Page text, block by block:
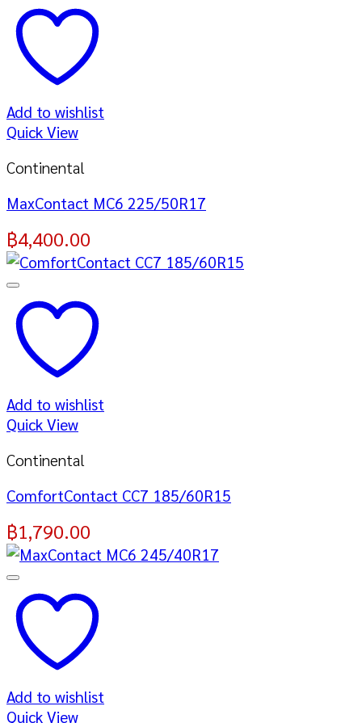
Add to wishlist
Quick View
Continental
MaxContact MC6 225/50R17
฿4,400.00
Add to wishlist
Quick View
Continental
ComfortContact CC7 185/60R15
฿1,790.00
Add to wishlist
Quick View